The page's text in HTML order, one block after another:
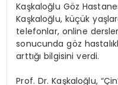
Kaşkaloğlu Göz
Kaşkaloğlu, küçük
telefonlar, online
sonucunda göz
arttığı bilgisini verdi.
Prof. Dr. Kaşkaloğlu,